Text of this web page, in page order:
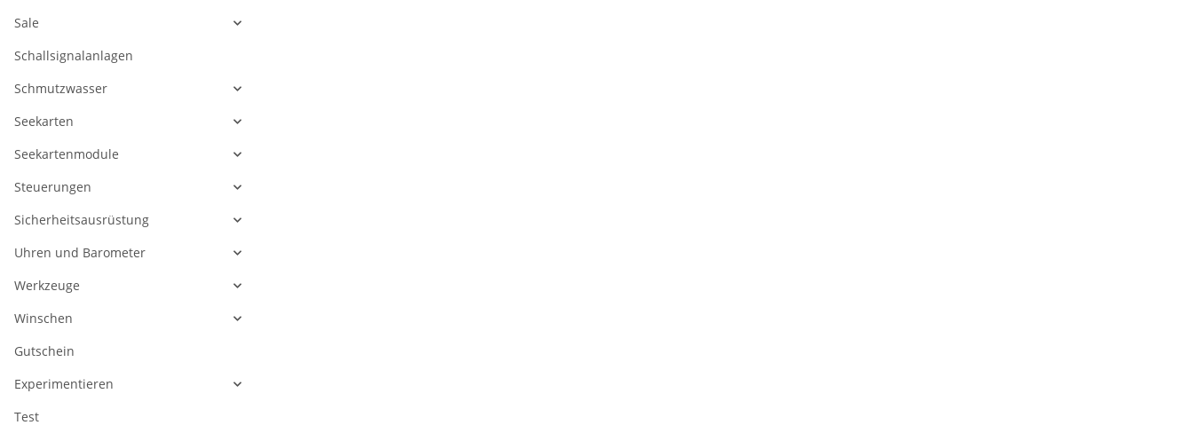
Sale
Schallsignalanlagen
Schmutzwasser
Seekarten
Seekartenmodule
Steuerungen
Sicherheitsausrüstung
Uhren und Barometer
Werkzeuge
Winschen
Gutschein
Experimentieren
Test